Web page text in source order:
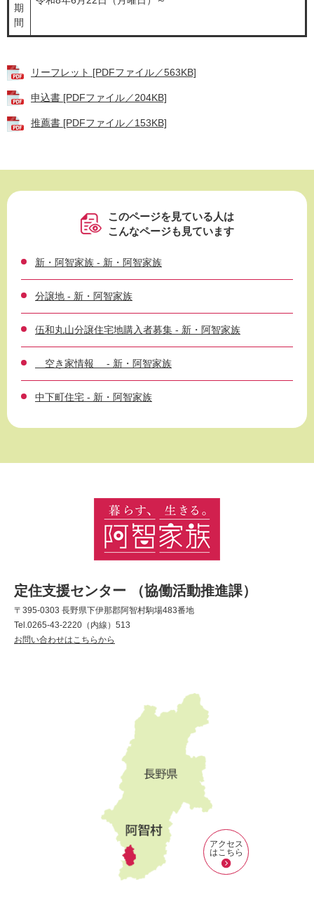
期
間
リーフレット [PDFファイル／563KB]
申込書 [PDFファイル／204KB]
推薦書 [PDFファイル／153KB]
このページを見ている人は
こんなページも見ています
新・阿智家族 - 新・阿智家族
分譲地 - 新・阿智家族
伍和丸山分譲住宅地購入者募集 - 新・阿智家族
空き家情報 - 新・阿智家族
中下町住宅 - 新・阿智家族
定住支援センター （協働活動推進課）
〒395-0303 長野県下伊那郡阿智村駒場483番地
Tel.0265-43-2220（内線）513
お問い合わせはこちらから
アクセス
はこちら